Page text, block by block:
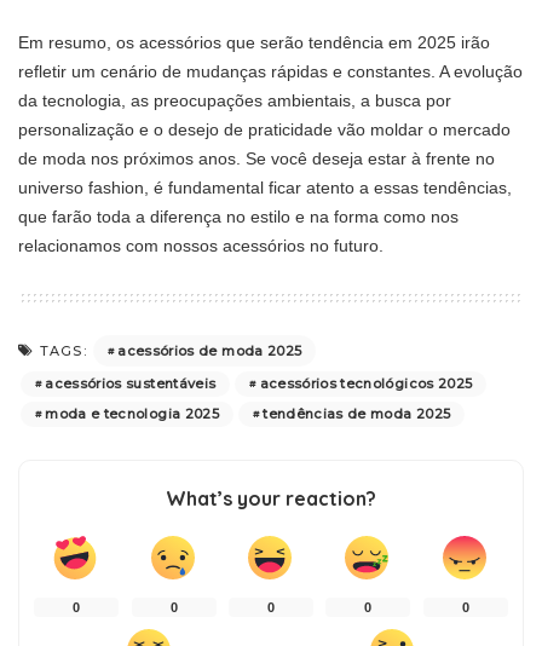
Em resumo, os acessórios que serão tendência em 2025 irão
refletir um cenário de mudanças rápidas e constantes. A evolução
da tecnologia, as preocupações ambientais, a busca por
personalização e o desejo de praticidade vão moldar o mercado
de moda nos próximos anos. Se você deseja estar à frente no
universo fashion, é fundamental ficar atento a essas tendências,
que farão toda a diferença no estilo e na forma como nos
relacionamos com nossos acessórios no futuro.
TAGS:
acessórios de moda 2025
acessórios sustentáveis
acessórios tecnológicos 2025
moda e tecnologia 2025
tendências de moda 2025
What’s your reaction?
0 0 0 0 0